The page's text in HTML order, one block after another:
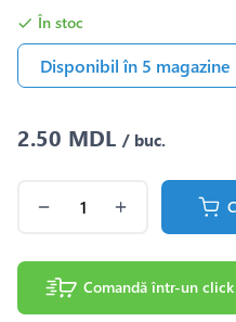
În stoc
Disponibil în 5 magazine
2.50 MDL / buc.
Comandă într-un click